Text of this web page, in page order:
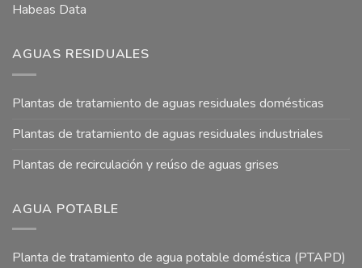
Habeas Data
AGUAS RESIDUALES
Plantas de tratamiento de aguas residuales domésticas
Plantas de tratamiento de aguas residuales industriales
Plantas de recirculación y reúso de aguas grises
AGUA POTABLE
Planta de tratamiento de agua potable doméstica (PTAPD)